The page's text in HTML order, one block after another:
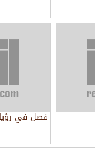
فصل في رؤيا